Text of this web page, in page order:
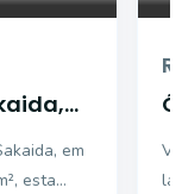
em
esta